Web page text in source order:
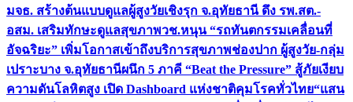
มจธ. สร้างต้นแบบดูแลผู้สูงวัยเชิงรุก จ.อุทัยธานี ดึง รพ.สต.-
อสม. เสริมทักษะดูแลสุขภาพวช.หนุน “รถทันตกรรมเคลื่อนที่
อัจฉริยะ” เพิ่มโอกาสเข้าถึงบริการสุขภาพช่องปาก ผู้สูงวัย-กลุ่ม
เปราะบาง จ.อุทัยธานีผนึก 5 ภาคี “Beat the Pressure” สู้ภัยเงียบ
ความดันโลหิตสูง เปิด Dashboard แห่งชาติคุมโรคทั่วไทย“แสน